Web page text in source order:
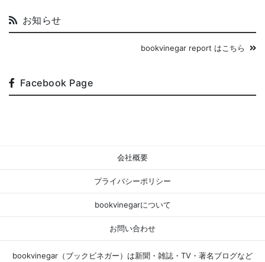
お知らせ
bookvinegar report はこちら
Facebook Page
会社概要
プライバシーポリシー
bookvinegarについて
お問い合わせ
bookvinegar（ブックビネガー）は新聞・雑誌・TV・著名ブログなど